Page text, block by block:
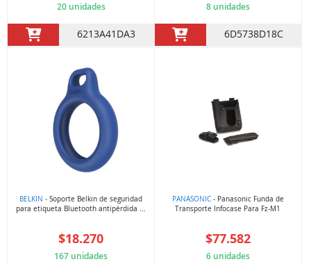
20 unidades
6213A41DA3
8 unidades
6D5738D18C
BELKIN - Soporte Belkin de seguridad
para etiqueta Bluetooth antipérdida ...
$18.270
167 unidades
PANASONIC- Panasonic Funda de
Transporte Infocase Para Fz-M1
$77.582
6 unidades